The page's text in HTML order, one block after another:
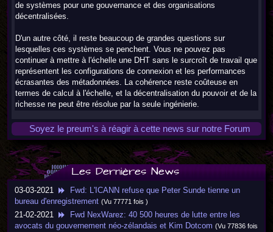
de systèmes pour une gouvernance et des organisations
décentralisées.
D'un autre côté, il reste beaucoup de grandes questions sur
lesquelles ces systèmes se penchent. Vous ne pouvez pas
continuer à mettre à l'échelle une DHT sans le surcroît de travail que
représentent les configurations de connexion et les performances
écrasantes des métadonnées. La cohérence reste coûteuse en
termes de calcul à l'échelle, et la décentralisation du pouvoir et de la
richesse ne peut être résolue par la seule ingénierie.
Soyez le preum's à réagir à cette news sur notre Forum
Les Dernières News
03-03-2021
Fwd: L'ICANN refuse que Peter Sunde tienne un
bureau d'enregistrement (Vu 77771 fois )
21-02-2021
Fwd NexWarez: 40 500 heures de lutte entre les
avocats du gouvernement néo-zélandais et Kim Dotcom (Vu 77836 fois